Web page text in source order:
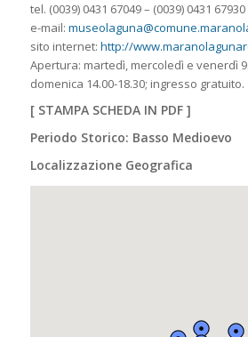
tel. (0039) 0431 67049 – (0039) 0431 67930
e-mail:
sito internet: http://
Apertura: martedì, mercoledì e venerdì
domenica 14.00-18.30; ingresso gratuito.
[ STAMPA SCHEDA IN PDF]
Periodo Storico: Basso Medioevo
Localizzazione Geografica